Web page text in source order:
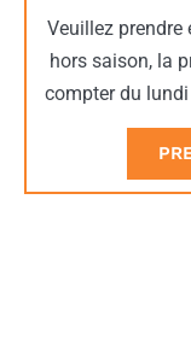
Veuillez prendre
hors saison, la
compter du